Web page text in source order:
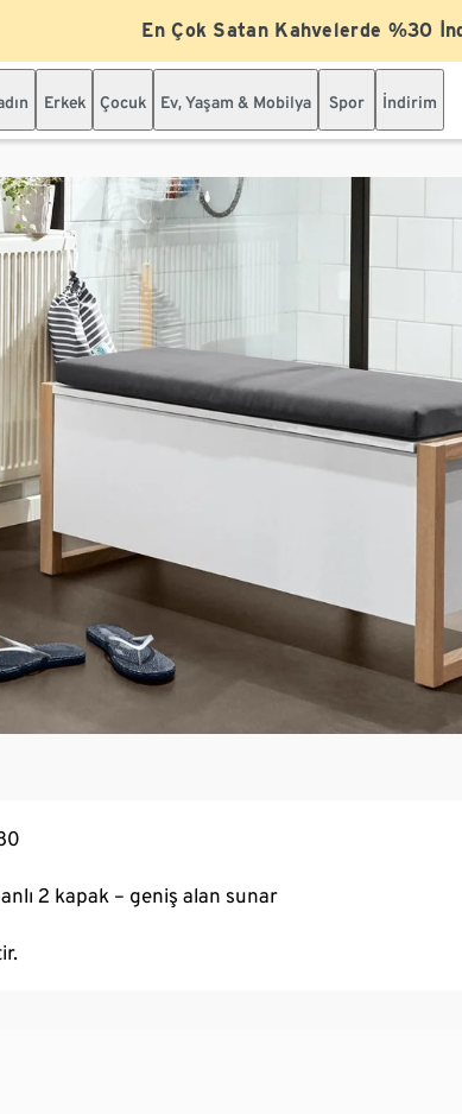
En Çok Satan Kahvelerde %30
Erkek Çocuk Ev, Yaşam & Mobilya Spor İndirim
2 kapak – geniş alan sunar